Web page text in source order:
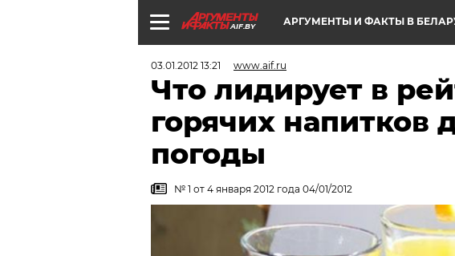
AIF.BY АРГУМЕНТЫ И ФАКТЫ В
03.01.2012 13:21 www.aif.ru
Что лидирует в
горячих напитков
погоды
№ 1 от 4 января 2012 года 04/01/2012